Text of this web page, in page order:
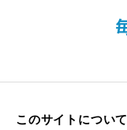
このサイトについて